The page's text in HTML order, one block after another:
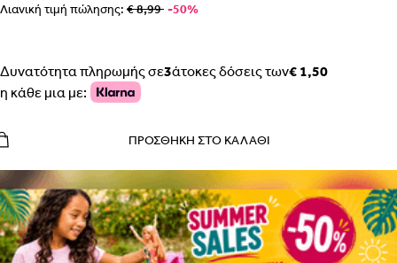
Λιανική τιμή πώλησης: € 8,99 -50%
Δυνατότητα πληρωμής σε3άτοκες δόσεις των€ 1,50
η κάθε μια με:
ΠΡΟΣΘΉΚΗ ΣΤΟ ΚΑΛΆΘΙ